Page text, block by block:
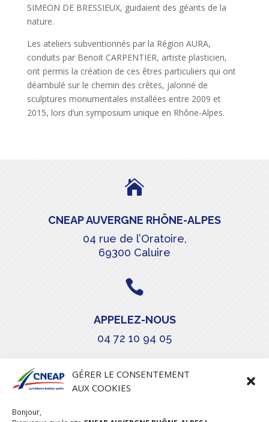
GÉRER LE CONSENTEMENT
AUX COOKIES
Bonjour,
SIMEON DE BRESSIEUX, guidaient des géants de la
nature.
Les ateliers subventionnés par la Région AURA,
conduits par Benoit CARPENTIER, artiste plasticien,
ont permis la création de ces êtres particuliers qui ont
déambulé sur le chemin des crêtes, jalonné de
sculptures monumentales installées entre 2009 et
2015, lors d’un symposium unique en Rhône-Alpes.

CNEAP AUVERGNE RHÔNE-ALPES
04 rue de l’Oratoire,
69300 Caluire

APPELEZ-NOUS
04 72 10 94 05
